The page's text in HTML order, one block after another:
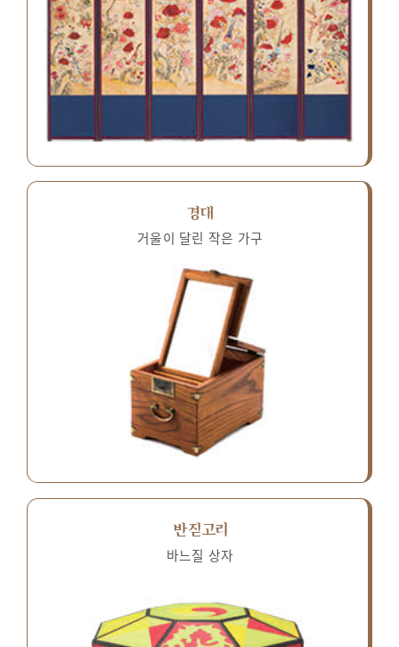
경대
거울이 달린 작은 가구
반짇고리
바느질 상자